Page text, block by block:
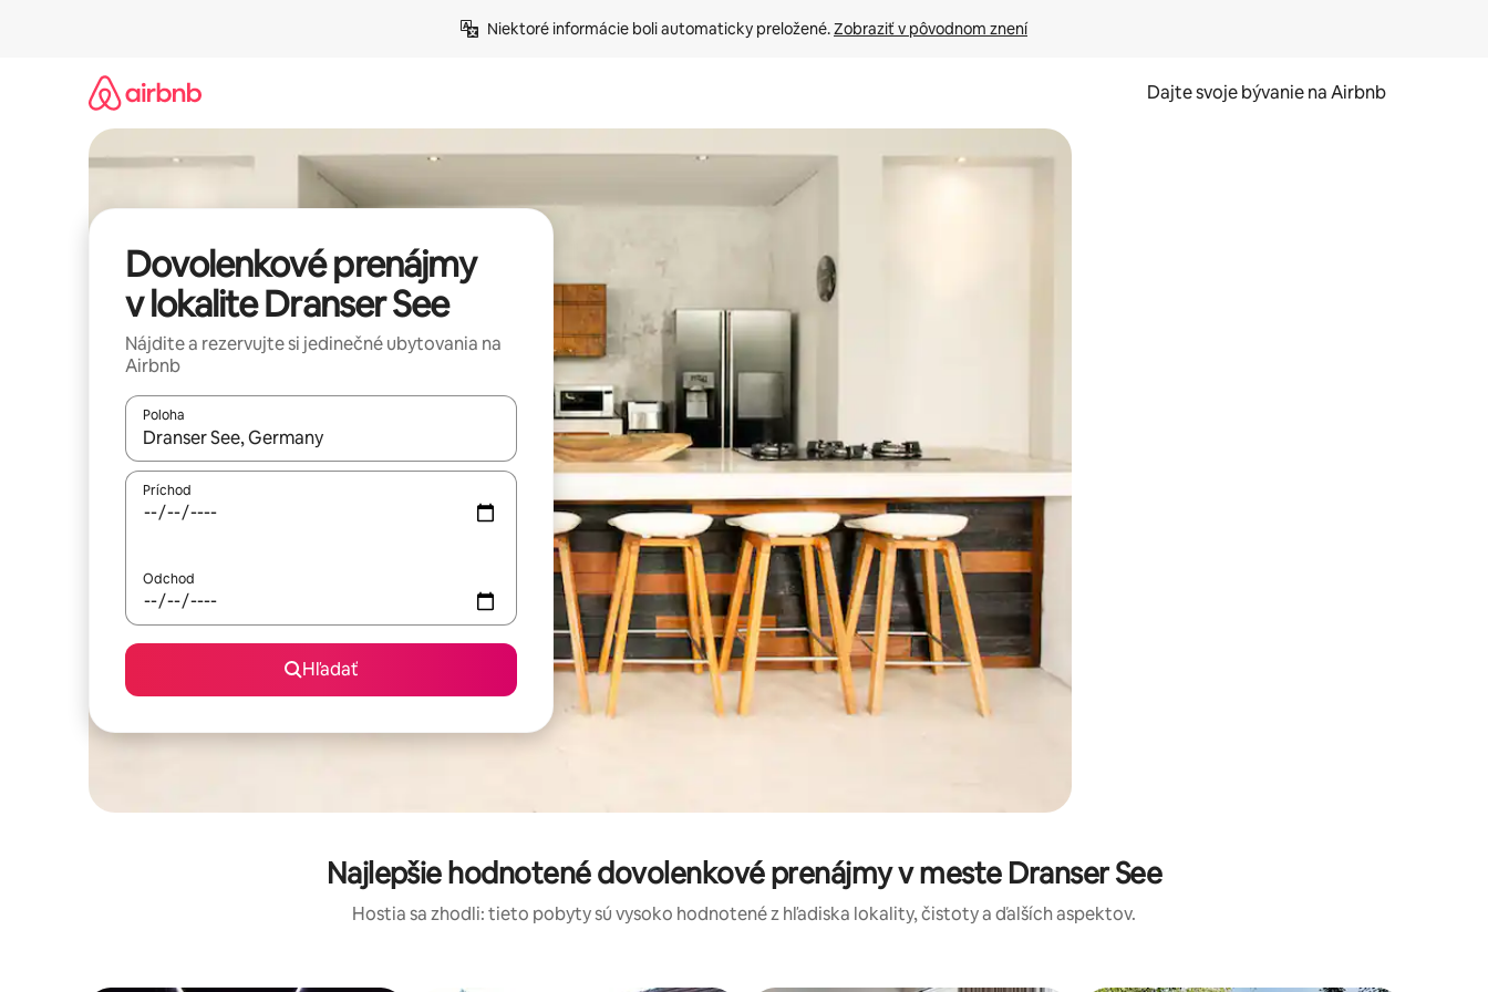
Niektoré informácie boli automaticky preložené. Zobraziť v pôvodnom znení
Dajte svoje bývanie na Airbnb
Dovolenkové prenájmy
v lokalite Dranser See
Nájdite a rezervujte si jedinečné ubytovania na
Airbnb
Poloha
Keď budú výsledky k dispozícii, môžete si ich prechádzať pomocou klávesov so šípkami nahor a nadol alebo ich preskúmať pomocou dotykových gest či potiahnutia prstom.
Príchod
Odchod
Hľadať
Najlepšie hodnotené dovolenkové prenájmy v meste Dranser See
Hostia sa zhodli: tieto pobyty sú vysoko hodnotené z hľadiska lokality, čistoty a ďalších aspektov.